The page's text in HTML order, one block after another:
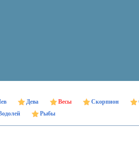
Дева Весы Скорпион
Рыбы